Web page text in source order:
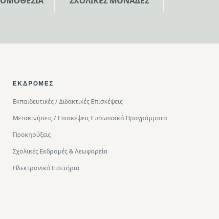
ΕΚΔΡΟΜΈΣ
Εκπαιδευτικές / Διδακτικές Επισκέψεις
Μετακινήσεις / Επισκέψεις Ευρωπαϊκά Προγράμματα
Προκηρύξεις
Σχολικές Εκδρομές & Λεωφορεία
Ηλεκτρονικά Εισιτήρια